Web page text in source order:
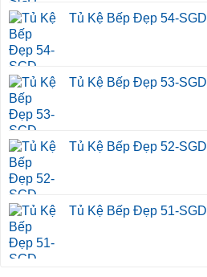
Tủ Kệ Bếp Đẹp 54-SGD
Tủ Kệ Bếp Đẹp 53-SGD
Tủ Kệ Bếp Đẹp 52-SGD
Tủ Kệ Bếp Đẹp 51-SGD